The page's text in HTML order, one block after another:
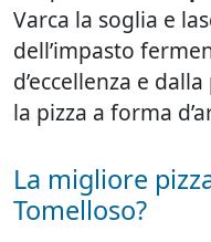
Varca la soglia e
dell’impasto
d’eccellenza e
la pizza a forma
La migliore
Tomelloso?